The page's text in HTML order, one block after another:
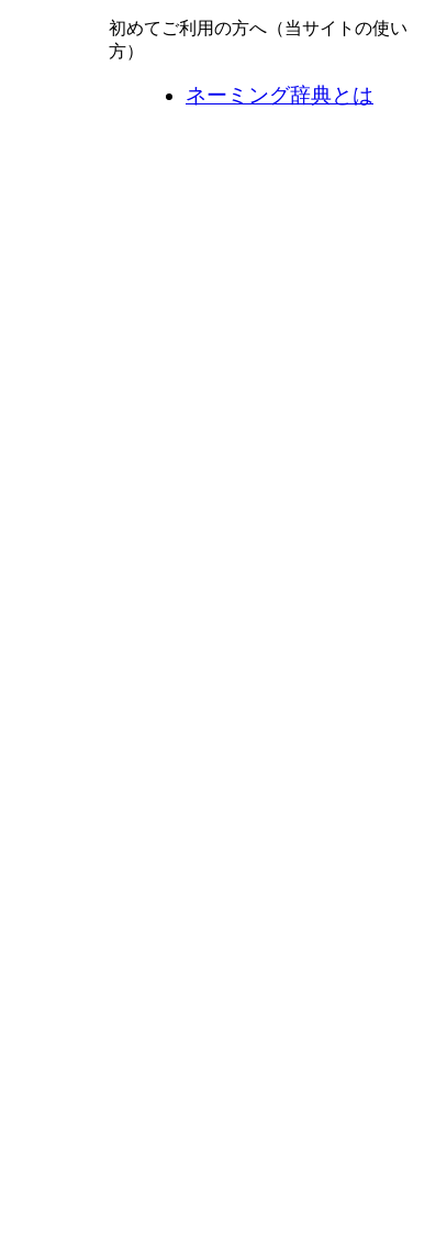
初めてご利用の方へ（当サイトの使い
方）
ネーミング辞典とは